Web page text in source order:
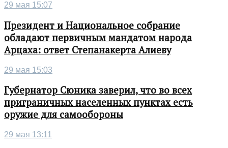
29 мая 15:07
Президент и Национальное собрание
обладают первичным мандатом народа
Арцаха: ответ Степанакерта Алиеву
29 мая 15:03
Губернатор Сюника заверил, что во всех
приграничных населенных пунктах есть
оружие для самообороны
29 мая 13:11